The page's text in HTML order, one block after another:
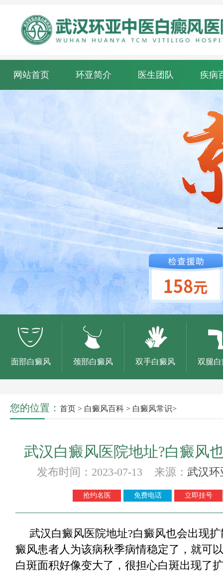
网站首页 环亚简介 医生团队 疾病
面部白癜风 颈部白癜风 双手白癜风 双腿
您的位置： 首页 > 白癜风百科 > 白癜风常识>
武汉白癜风医院地址?白癜风
发布时间：2023-07-13 来源： 武汉环
抢约名医 免费电话 立即挂号
武汉白癜风医院地址?白癜风也会出现扩
癜风患者人为该病秋季病情稳定了，就可
白斑面积好像变大了，很担心白斑出现了